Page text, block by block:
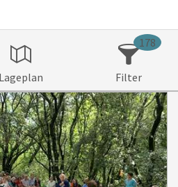
Lageplan Filter
178